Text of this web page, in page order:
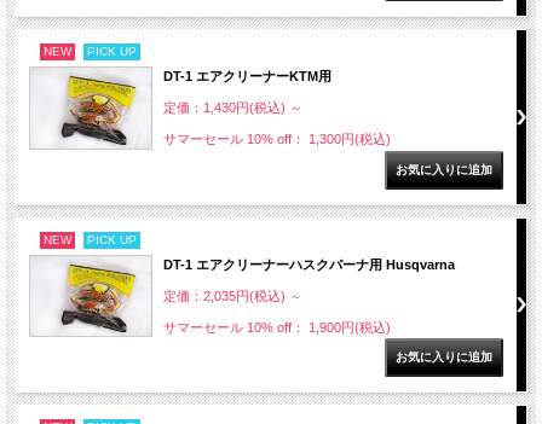
NEW PICK UP
DT-1 エアクリーナーKTM用
定価：1,430円(税込) ～
サマーセール 10% off： 1,300円(税込)
NEW PICK UP
DT-1 エアクリーナーハスクバーナ用 Husqvarna
定価：2,035円(税込) ～
サマーセール 10% off： 1,900円(税込)